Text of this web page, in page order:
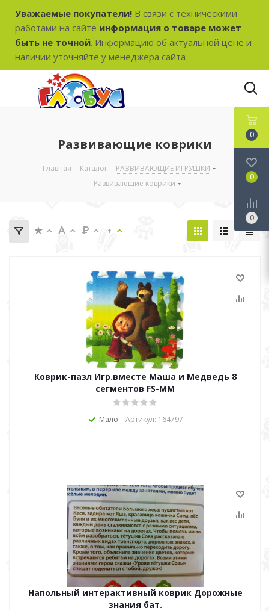
Уважаемые покупатели! В связи с техническими
работами на сайте информация о товаре может
быть не точной. Информацию об актуальной цене и
наличии уточняйте у менеджера сайта
Развивающие коврики
Главная - Каталог - РАЗВИВАЮЩИЕ ИГРУШКИ
-
Развивающие коврики
Коврик-пазл Игр.вместе Маша и Медведь 8
сегментов FS-ММ
Мало Артикул: 164797
Напольный интерактивный коврик Дорожные
знания бат.
0
0
0